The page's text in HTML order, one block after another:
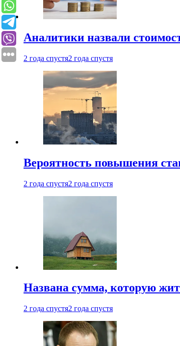
Аналитики назвали
2 года спустя2 года спустя
Вероятность повышения
2 года спустя2 года спустя
Названа сумма, которую
2 года спустя2 года спустя